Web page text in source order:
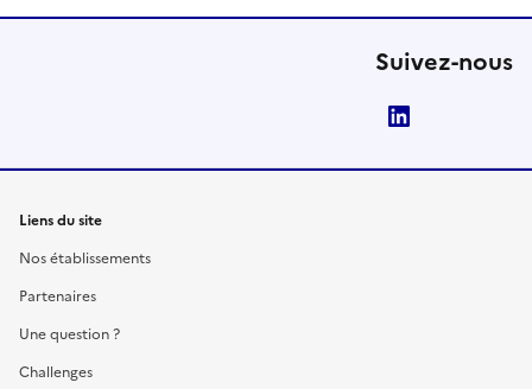
Suivez-nous
Liens du site
Nos établissements
Partenaires
Une question ?
Challenges